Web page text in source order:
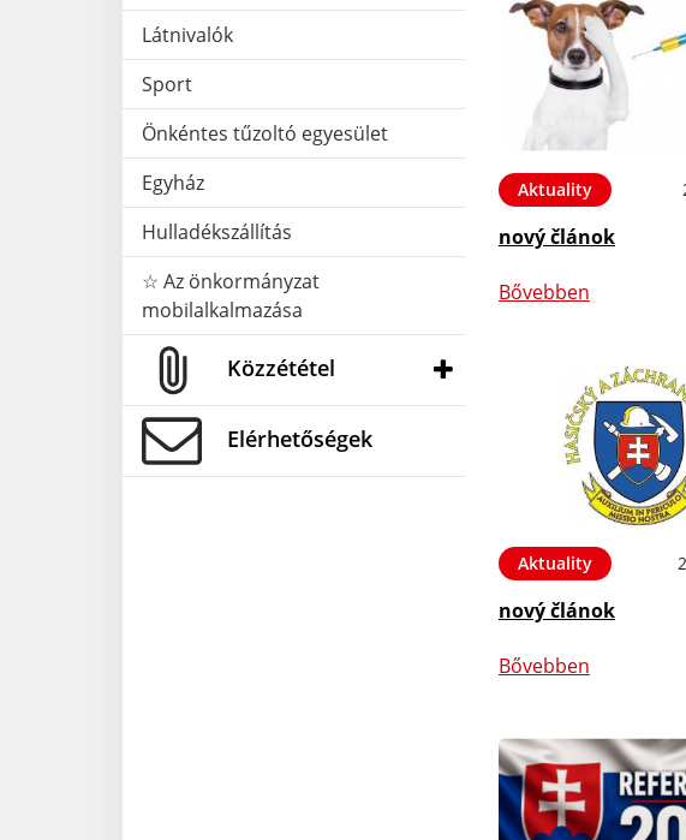
Látnivalók
Sport
Önkéntes tűzoltó egyesület
Egyház
Hulladékszállítás
☆ Az önkormányzat
mobilalkalmazása
Közzététel
Elérhetőségek
Aktuality
nový článok
Bővebben
Aktuality
nový článok
Bővebben